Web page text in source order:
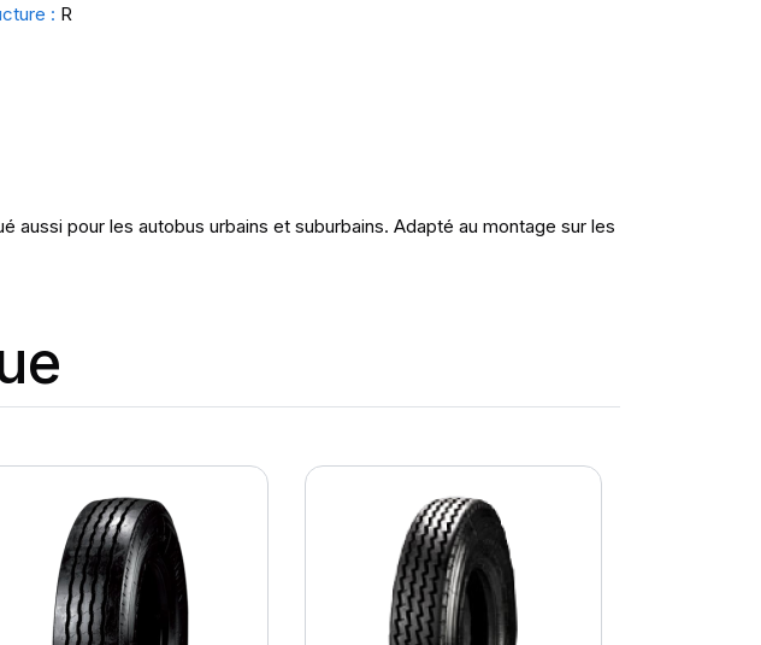
: R
pour les autobus urbains et suburbains. Adapté au montage sur les